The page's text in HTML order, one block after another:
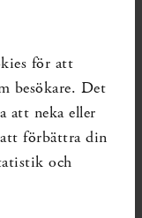
för att
besökare. Det
att neka eller
förbättra din
och
när det är
på
här har SBU
metoder för
men